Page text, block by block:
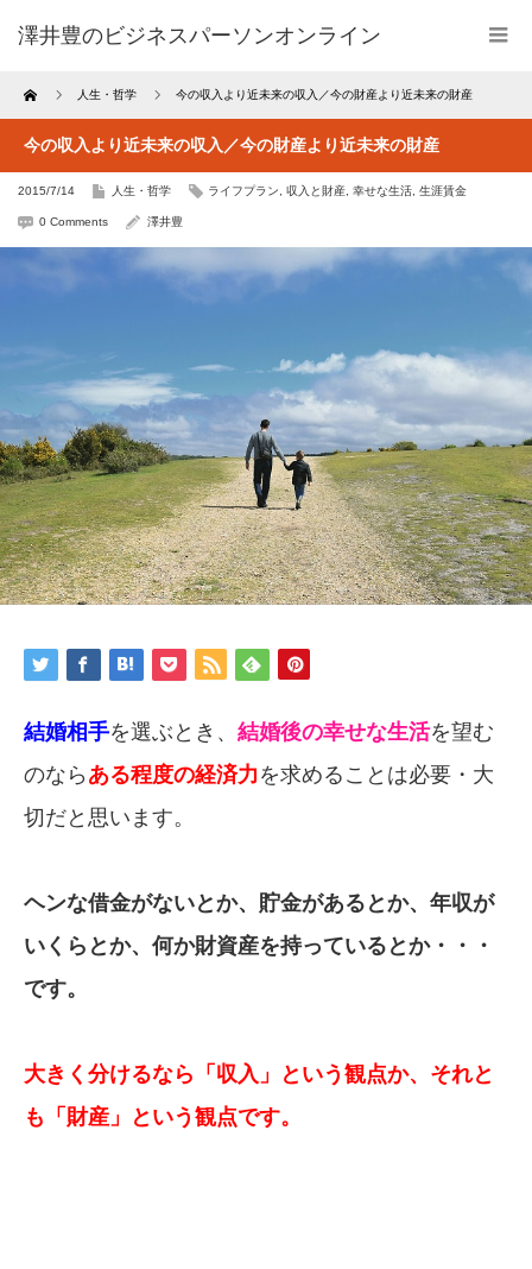
澤井豊のビジネスパーソンオンライン
Home 人生・哲学 今の収入より近未来の収入／今の財産より近未来の財産
今の収入より近未来の収入／今の財産より近未来の財産
2015/7/14 人生・哲学 ライフプラン 収入と財産 幸せな生活 生涯賃金
0 Comments 澤井豊
結婚相手を選ぶとき、 結婚後の幸せな生活を望む
のなら ある程度の経済力 を求めることは必要・大
切だと思います。
ヘンな借金がないとか、貯金があるとか、年収が
いくらとか、何か財資産を持っているとか・・・
です。
大きく分けるなら「収入」という観点か、それと
も「財産」という観点です。